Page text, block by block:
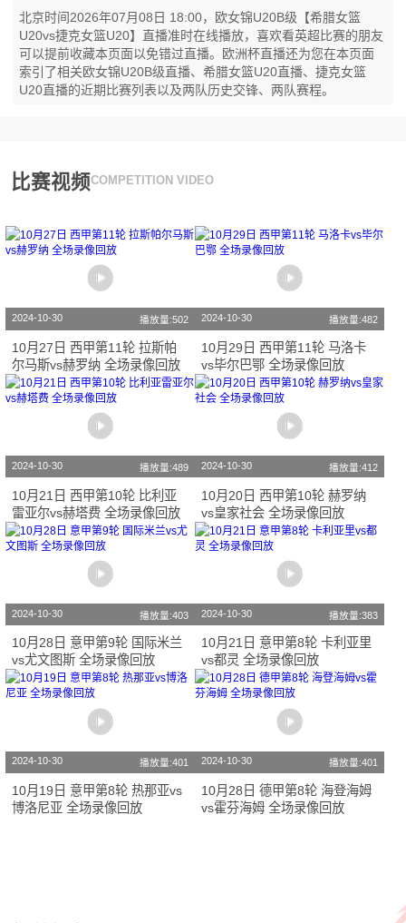
北京时间2026年07月08日 18:00，欧女锦U20B级【希腊女篮
U20vs捷克女篮U20】直播准时在线播放，喜欢看英超比赛的朋友
可以提前收藏本页面以免错过直播。欧洲杯直播还为您在本页面
索引了相关欧女锦U20B级直播、希腊女篮U20直播、捷克女篮
U20直播的近期比赛列表以及两队历史交锋、两队赛程。
比赛视频COMPETITION VIDEO
2024-10-30 播放量:502
10月27日 西甲第11轮 拉斯帕
尔马斯vs赫罗纳 全场录像回放
2024-10-30 播放量:482
10月29日 西甲第11轮 马洛卡
vs毕尔巴鄂 全场录像回放
2024-10-30 播放量:489
10月21日 西甲第10轮 比利亚
雷亚尔vs赫塔费 全场录像回放
2024-10-30 播放量:412
10月20日 西甲第10轮 赫罗纳
vs皇家社会 全场录像回放
2024-10-30 播放量:403
10月28日 意甲第9轮 国际米兰
vs尤文图斯 全场录像回放
2024-10-30 播放量:383
10月21日 意甲第8轮 卡利亚里
vs都灵 全场录像回放
2024-10-30 播放量:401
10月19日 意甲第8轮 热那亚vs
博洛尼亚 全场录像回放
2024-10-30 播放量:401
10月28日 德甲第8轮 海登海姆
vs霍芬海姆 全场录像回放